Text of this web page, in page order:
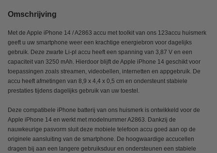
Omschrijving
Met de Apple iPhone 14 / A2863 accu met toolkit van ons 123accu huismerk
geeft u uw smartphone weer een krachtige energiebron voor dagelijks
gebruik. Deze zwarte Li-pl accu heeft een spanning van 3,87 V en een
capaciteit van 3250 mAh. Hierdoor blijft de Apple iPhone 14 geschikt voor
toepassingen zoals streamen, videobellen, internetten en appgebruik. De
accu heeft afmetingen van 8,9 x 4,4 x 0,5 cm en ondersteunt stabiele
prestaties tijdens dagelijks gebruik van uw toestel.
Deze compatibele iPhone batterij van ons huismerk is ontwikkeld voor de
Apple iPhone 14 en werkt met modelnummer A2863. Dankzij de
nauwkeurige pasvorm sluit deze mobiele telefoon accu goed aan op de
originele aansluiting van de smartphone. De hoogwaardige accucellen
dragen bij aan een langere gebruiksduur en ondersteunen een stabiele